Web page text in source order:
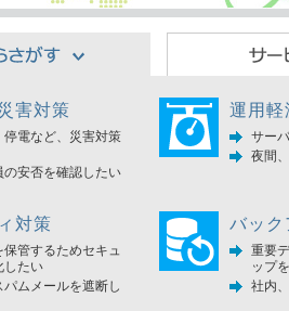
害対策
停電など、災害対策
の安否を確認したい
運用軽
サー
夜間
対策
管するためセキュ
したい
パムメールを遮断し
バック
重要
ップ
社内